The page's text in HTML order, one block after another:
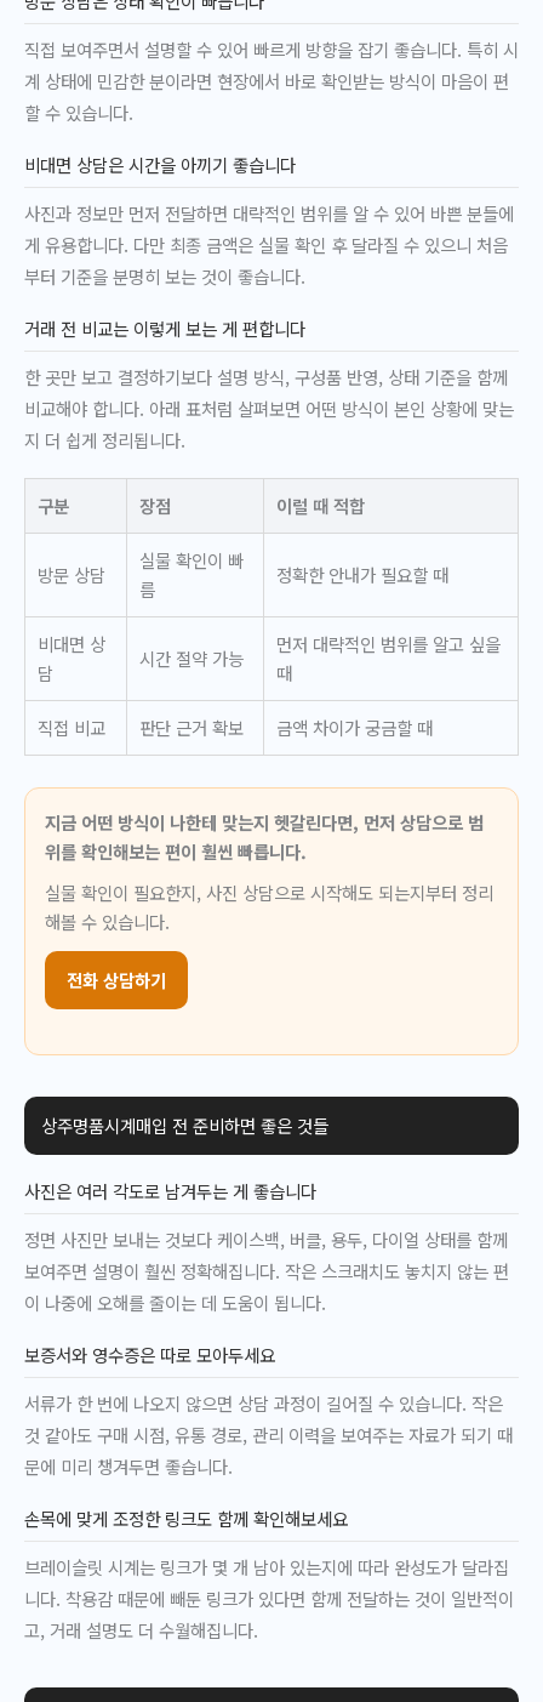
직접 보여주면서 설명할 수 있어 빠르게 방향을 잡기 좋습니다. 특히 시
계 상태에 민감한 분이라면 현장에서 바로 확인받는 방식이 마음이 편
할 수 있습니다.
비대면 상담은 시간을 아끼기 좋습니다
사진과 정보만 먼저 전달하면 대략적인 범위를 알 수 있어 바쁜 분들에
게 유용합니다. 다만 최종 금액은 실물 확인 후 달라질 수 있으니 처음
부터 기준을 분명히 보는 것이 좋습니다.
거래 전 비교는 이렇게 보는 게 편합니다
한 곳만 보고 결정하기보다 설명 방식, 구성품 반영, 상태 기준을 함께
비교해야 합니다. 아래 표처럼 살펴보면 어떤 방식이 본인 상황에 맞는
지 더 쉽게 정리됩니다.
구분 장점 이럴 때 적합
방문 상담
실물 확인이 빠
름
정확한 안내가 필요할 때
비대면 상
담
시간 절약 가능
먼저 대략적인 범위를 알고 싶을
때
직접 비교 판단 근거 확보 금액 차이가 궁금할 때
지금 어떤 방식이 나한테 맞는지 헷갈린다면, 먼저 상담으로 범
위를 확인해보는 편이 훨씬 빠릅니다.
실물 확인이 필요한지, 사진 상담으로 시작해도 되는지부터 정리
해볼 수 있습니다.
전화 상담하기
상주명품시계매입 전 준비하면 좋은 것들
사진은 여러 각도로 남겨두는 게 좋습니다
정면 사진만 보내는 것보다 케이스백, 버클, 용두, 다이얼 상태를 함께
보여주면 설명이 훨씬 정확해집니다. 작은 스크래치도 놓치지 않는 편
이 나중에 오해를 줄이는 데 도움이 됩니다.
보증서와 영수증은 따로 모아두세요
서류가 한 번에 나오지 않으면 상담 과정이 길어질 수 있습니다. 작은
것 같아도 구매 시점, 유통 경로, 관리 이력을 보여주는 자료가 되기 때
문에 미리 챙겨두면 좋습니다.
손목에 맞게 조정한 링크도 함께 확인해보세요
브레이슬릿 시계는 링크가 몇 개 남아 있는지에 따라 완성도가 달라집
니다. 착용감 때문에 빼둔 링크가 있다면 함께 전달하는 것이 일반적이
고, 거래 설명도 더 수월해집니다.